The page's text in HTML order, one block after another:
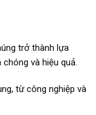
trở thành lựa
và hiệu quả.
từ công nghiệp và